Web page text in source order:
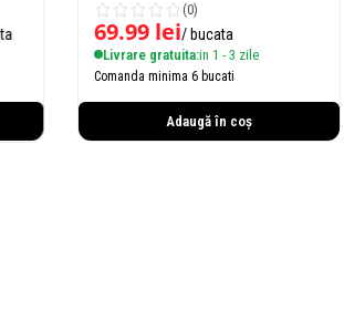
(0)
69.99lei/ bucata
Livrare gratuita:in 1 - 3 zile
Comanda minima 6 bucati
Adaugă în coș